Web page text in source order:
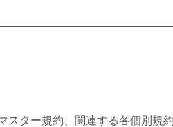
ター規約、関連する各個別規約